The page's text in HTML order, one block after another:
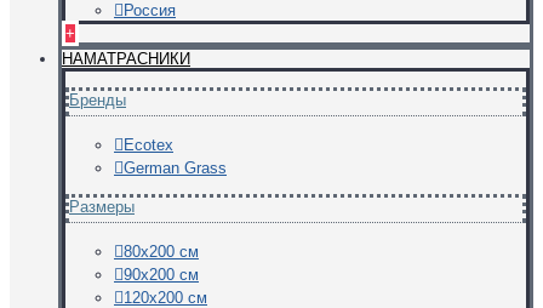
Россия
+
НАМАТРАСНИКИ
Бренды
Ecotex
German Grass
Размеры
80х200 см
90х200 см
120х200 см